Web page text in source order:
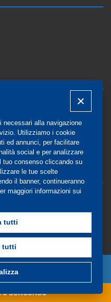
alla navigazione
Utilizziamo i cookie
ed annunci, per facilitare
social e per analizzare
tuo consenso cliccando su
le tue scelte
il banner, continueranno
maggiori informazioni sui
tutti
tutti
CONCORSO
srl - P.IVA